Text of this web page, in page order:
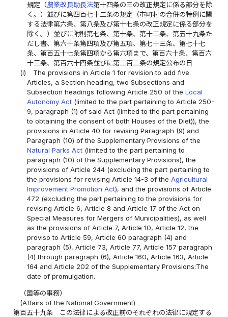
規定（農業改良助長法第十四条の三の改正規定に係る部分を除
く。）並びに第四百七十二条の規定（市町村の合併の特例に関
する法律第六条、第八条及び第十七条の改正規定に係る部分を
除く。）並びに附則第七条、第十条、第十二条、第五十九条た
だし書、第六十条第四項及び第五項、第七十三条、第七十七
条、第百五十七条第四項から第六項まで、第百六十条、第百六
十三条、第百六十四条並びに第二百二条の規定公布の日
(i)
The provisions in Article 1 for revision to add five
Articles, a Section heading, two Subsections and
Subsection headings following Article 250 of the Local
Autonomy Act(limited to the part pertaining to Article 250-
9, paragraph (1) of said Act (limited to the part pertaining
to obtaining the consent of both Houses of the Diet)), the
provisions in Article 40 for revising Paragraph (9) and
Paragraph (10) of the Supplementary Provisions of the
Natural Parks Act(limited to the part pertaining to
paragraph (10) of the Supplementary Provisions), the
provisions of Article 244 (excluding the part pertaining to
the provisions for revising Article 14-3 of the Agricultural
Improvement Promotion Act), and the provisions of Article
472 (excluding the part pertaining to the provisions for
revising Article 6, Article 8 and Article 17 of the Act on
Special Measures for Mergers of Municipalities), as well
as the provisions of Article 7, Article 10, Article 12, the
proviso to Article 59, Article 60 paragraph (4) and
paragraph (5), Article 73, Article 77, Article 157 paragraph
(4) through paragraph (6), Article 160, Article 163, Article
164 and Article 202 of the Supplementary Provisions:The
date of promulgation.
（国等の事務）
(Affairs of the National Government)
第百五十九条
この法律による改正前のそれぞれの法律に規定する